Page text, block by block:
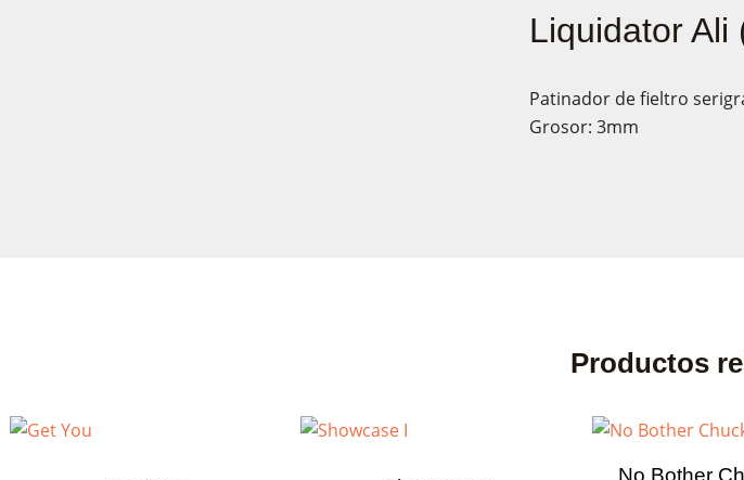
Liquidator Ali
Patinador de fieltro
Grosor: 3mm
Productos
No Bother